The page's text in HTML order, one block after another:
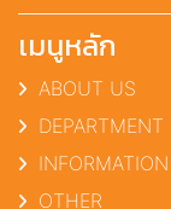
เมนูหลัก
ABOUT US
DEPARTMENT
OTHER